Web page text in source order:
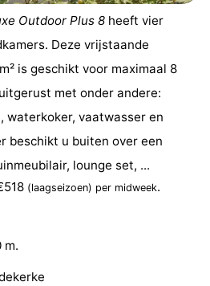
Outdoor Plus 8 heeft vier
Deze vrijstaande
is geschikt voor maximaal 8
met onder andere:
waterkoker, vaatwasser en
beschikt u buiten over een
lounge set, ...
(laagseizoen) per midweek.
m.